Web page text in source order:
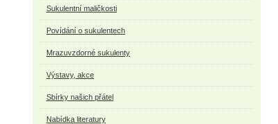
Sukulentní maličkosti
Povídání o sukulentech
Mrazuvzdorné sukulenty
Výstavy, akce
Sbírky našich přátel
Nabídka literatury